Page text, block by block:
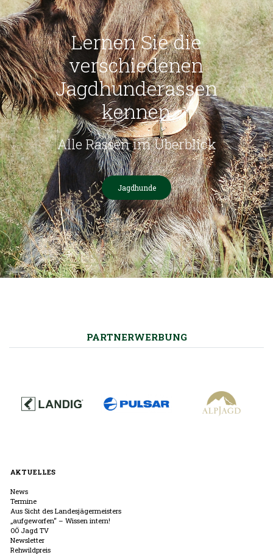
Lernen Sie die
verschiedenen
Jagdhunderassen
kennen
Alle Rassen im Überblick
Jagdhunde
PARTNERWERBUNG
AKTUELLES
News
Termine
Aus Sicht des Landesjägermeisters
„aufgeworfen“ – Wissen intern!
OÖ Jagd TV
Newsletter
Rehwildpreis